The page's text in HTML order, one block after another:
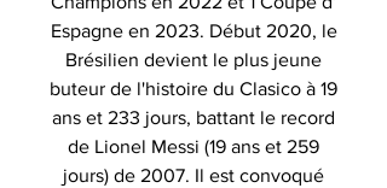
Espagne en 2023. Début 2020, le
Brésilien devient le plus jeune
buteur de l'histoire du Clasico à 19
ans et 233 jours, battant le record
de Lionel Messi (19 ans et 259
jours) de 2007. Il est convoqué